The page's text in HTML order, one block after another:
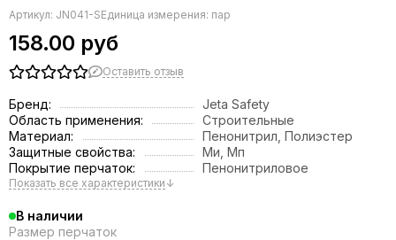
Артикул: JN041-SЕдиница измерения: пар
158.00 руб
Оставить отзыв
Бренд:
Jeta Safety
Область применения:
Строительные
Материал:
Пенонитрил, Полиэстер
Защитные свойства:
Ми, Мп
Покрытие перчаток:
Пенонитриловое
Показать все характеристики ↓
В наличии
Размер перчаток